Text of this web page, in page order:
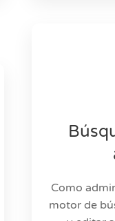
Como
motor de